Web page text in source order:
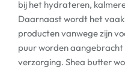
bij het hydrateren,
Daarnaast wordt het
producten vanwege zijn
puur worden
verzorging. Shea butter